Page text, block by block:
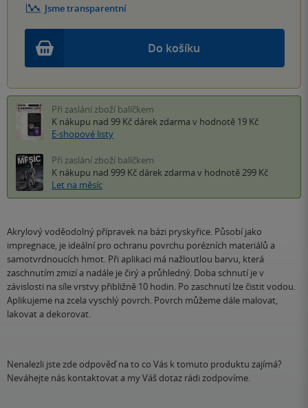
Do košíku
Jsme transparentní
Při zaslání zboží balíčkem
K nákupu nad 99 Kč dárek zdarma v hodnotě 19 Kč
E-shopové listy
Při zaslání zboží balíčkem
K nákupu nad 999 Kč dárek zdarma v hodnotě 299 Kč
Let na měsíc
Akrylový voděodolný přípravek na bázi pryskyřice. Působí jako
impregnace, je ideální pro ochranu povrchu porézních materiálů a
samotvrdnoucích hmot. Při aplikaci má nažloutlou barvu, která
zaschnutím zmizí a nadále je čirý a průhledný. Doba schnutí je v
závislosti na síle vrstvy přibližně 10 hodin. Po zaschnutí lze čistit vodou.
Aplikujeme na zcela vyschlý povrch. Povrch můžeme dále malovat,
lakovat a dekorovat.
Nenalezli jste zde odpověď na to co Vás k tomuto produktu zajímá?
Neváhejte nás kontaktovat a my Váš dotaz rádi zodpovíme.